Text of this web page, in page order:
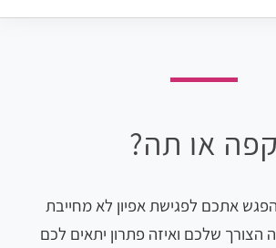
קפה או תה?
אתכם לפגישת אפיון לא מחייבת
הצורך שלכם ואיזה פתרון יתאים לכם